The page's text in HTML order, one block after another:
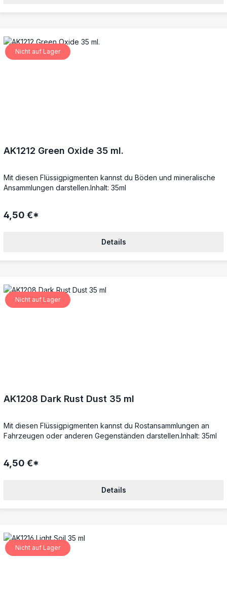
Nicht auf Lager
AK1212 Green Oxide 35 ml.
Mit diesen Flüssigpigmenten kannst du Böden und mineralische
Ansammlungen darstellen.Inhalt: 35ml
4,50 €*
Details
Nicht auf Lager
AK1208 Dark Rust Dust 35 ml
Mit diesen Flüssigpigmenten kannst du Rostansammlungen an
Fahrzeugen oder anderen Gegenständen darstellen.Inhalt: 35ml
4,50 €*
Details
Nicht auf Lager